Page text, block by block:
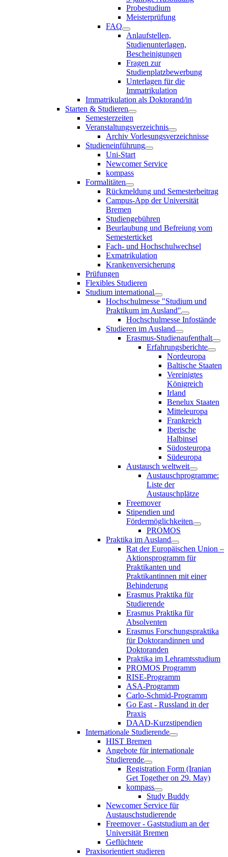
Probestudium
Meisterprüfung
FAQ
Anlaufstellen,
Studienunterlagen,
Bescheinigungen
Fragen zur
Studienplatzbewerbung
Unterlagen für die
Immatrikulation
Immatrikulation als Doktorand/in
Starten & Studieren
Semesterzeiten
Veranstaltungsverzeichnis
Archiv Vorlesungsverzeichnisse
Studieneinführung
Uni-Start
Newcomer Service
kompass
Formalitäten
Rückmeldung und Semesterbeitrag
Campus-App der Universität
Bremen
Studiengebühren
Beurlaubung und Befreiung vom
Semesterticket
Fach- und Hochschulwechsel
Exmatrikulation
Krankenversicherung
Prüfungen
Flexibles Studieren
Studium international
Hochschulmesse "Studium und
Praktikum im Ausland"
Hochschulmesse Infostände
Studieren im Ausland
Erasmus-Studienaufenthalt
Erfahrungsberichte
Nordeuropa
Baltische Staaten
Vereinigtes
Königreich
Irland
Benelux Staaten
Mitteleuropa
Frankreich
Iberische
Halbinsel
Südosteuropa
Südeuropa
Austausch weltweit
Austauschprogramme:
Liste der
Austauschplätze
Freemover
Stipendien und
Fördermöglichkeiten
PROMOS
Praktika im Ausland
Rat der Europäischen Union –
Aktionsprogramm für
Praktikanten und
Praktikantinnen mit einer
Behinderung
Erasmus Praktika für
Studierende
Erasmus Praktika für
Absolventen
Erasmus Forschungspraktika
für Doktorandinnen und
Doktoranden
Praktika im Lehramtsstudium
PROMOS Programm
RISE-Programm
ASA-Programm
Carlo-Schmid-Programm
Go East - Russland in der
Praxis
DAAD-Kurzstipendien
Internationale Studierende
HIST Bremen
Angebote für internationale
Studierende
Registration Form (Iranian
Get Together on 29. May)
kompass
Study Buddy
Newcomer Service für
Austauschstudierende
Freemover - Gaststudium an der
Universität Bremen
Geflüchtete
Praxisorientiert studieren